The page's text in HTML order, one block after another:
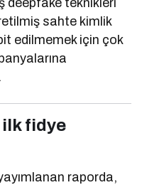
sahte kimlik
edilmemek için çok
fidye
raporda,